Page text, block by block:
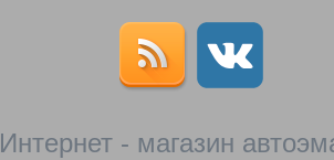
Интернет - магазин